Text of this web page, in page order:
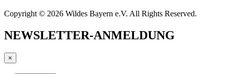
Copyright © 2026 Wildes Bayern e.V. All Rights Reserved.
NEWSLETTER-ANMELDUNG
×